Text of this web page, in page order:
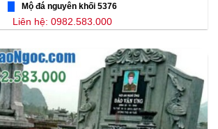
Mộ đá nguyên khối 5376
Liên hệ: 0982.583.000